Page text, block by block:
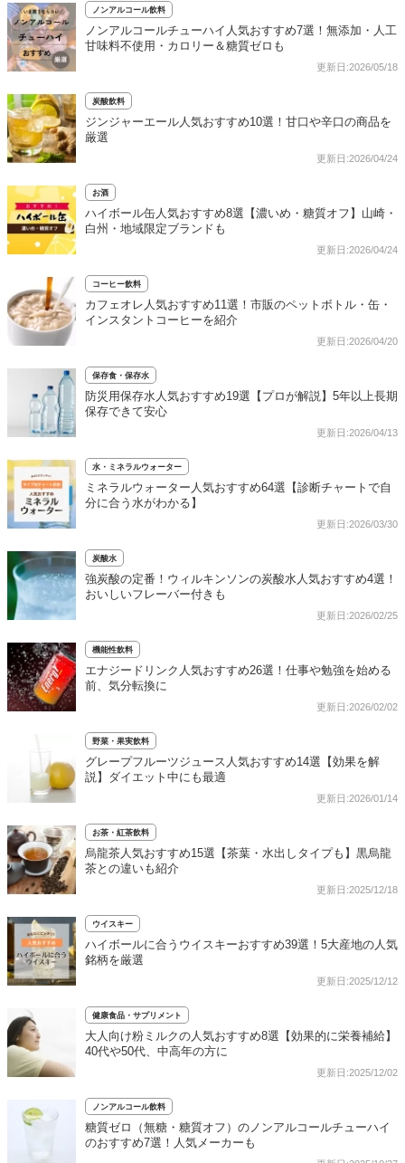
ノンアルコール飲料
ノンアルコールチューハイ人気おすすめ7選！無添加・人工
甘味料不使用・カロリー＆糖質ゼロも
更新日:2026/05/18
炭酸飲料
ジンジャーエール人気おすすめ10選！甘口や辛口の商品を
厳選
更新日:2026/04/24
お酒
ハイボール缶人気おすすめ8選【濃いめ・糖質オフ】山崎・
白州・地域限定ブランドも
更新日:2026/04/24
コーヒー飲料
カフェオレ人気おすすめ11選！市販のペットボトル・缶・
インスタントコーヒーを紹介
更新日:2026/04/20
保存食・保存水
防災用保存水人気おすすめ19選【プロが解説】5年以上長期
保存できて安心
更新日:2026/04/13
水・ミネラルウォーター
ミネラルウォーター人気おすすめ64選【診断チャートで自
分に合う水がわかる】
更新日:2026/03/30
炭酸水
強炭酸の定番！ウィルキンソンの炭酸水人気おすすめ4選！
おいしいフレーバー付きも
更新日:2026/02/25
機能性飲料
エナジードリンク人気おすすめ26選！仕事や勉強を始める
前、気分転換に
更新日:2026/02/02
野菜・果実飲料
グレープフルーツジュース人気おすすめ14選【効果を解
説】ダイエット中にも最適
更新日:2026/01/14
お茶・紅茶飲料
烏龍茶人気おすすめ15選【茶葉・水出しタイプも】黒烏龍
茶との違いも紹介
更新日:2025/12/18
ウイスキー
ハイボールに合うウイスキーおすすめ39選！5大産地の人気
銘柄を厳選
更新日:2025/12/12
健康食品・サプリメント
大人向け粉ミルクの人気おすすめ8選【効果的に栄養補給】
40代や50代、中高年の方に
更新日:2025/12/02
ノンアルコール飲料
糖質ゼロ（無糖・糖質オフ）のノンアルコールチューハイ
のおすすめ7選！人気メーカーも